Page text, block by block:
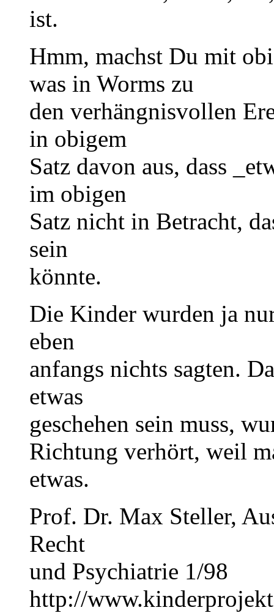
ist.
Hmm, machst Du mit
was in Worms zu
den verhängnisvollen
in obigem
Satz davon aus, dass
im obigen
Satz nicht in Betracht,
sein
könnte.
Die Kinder wurden ja
eben
anfangs nichts sagten.
etwas
geschehen sein muss,
Richtung verhört, weil
etwas.
Prof. Dr. Max Steller,
Recht
und Psychiatrie 1/98
http://